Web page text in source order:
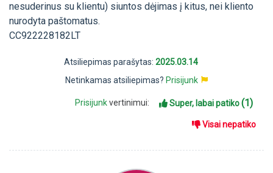
nesuderinus su klientu) siuntos dėjimas į kitus, nei kliento
nurodyta paštomatus.
CC922228182LT
Atsiliepimas parašytas: 2025.03.14
Netinkamas atsiliepimas? Prisijunk
Prisijunkvertinimui: Super, labai patiko(1)
Visai nepatiko